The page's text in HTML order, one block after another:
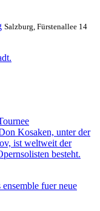
Salzburg, Fürstenallee 14
Kosaken, unter der
ist weltweit der
besteht.
fuer neue